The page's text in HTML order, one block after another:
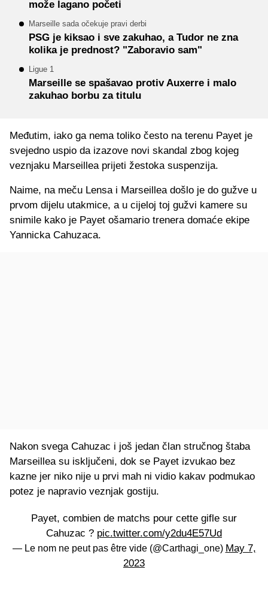
može lagano početi
Marseille sada očekuje pravi derbi
PSG je kiksao i sve zakuhao, a Tudor ne zna
kolika je prednost? "Zaboravio sam"
Ligue 1
Marseille se spašavao protiv Auxerre i malo
zakuhao borbu za titulu
Međutim, iako ga nema toliko često na terenu Payet je
svejedno uspio da izazove novi skandal zbog kojeg
veznjaku Marseillea prijeti žestoka suspenzija.
Naime, na meču Lensa i Marseillea došlo je do gužve u
prvom dijelu utakmice, a u cijeloj toj gužvi kamere su
snimile kako je Payet ošamario trenera domaće ekipe
Yannicka Cahuzaca.
Nakon svega Cahuzac i još jedan član stručnog štaba
Marseillea su isključeni, dok se Payet izvukao bez
kazne jer niko nije u prvi mah ni vidio kakav podmukao
potez je napravio veznjak gostiju.
Payet, combien de matchs pour cette gifle sur
Cahuzac ? pic.twitter.com/y2du4E57Ud
— Le nom ne peut pas être vide (@Carthagi_one) May 7,
2023